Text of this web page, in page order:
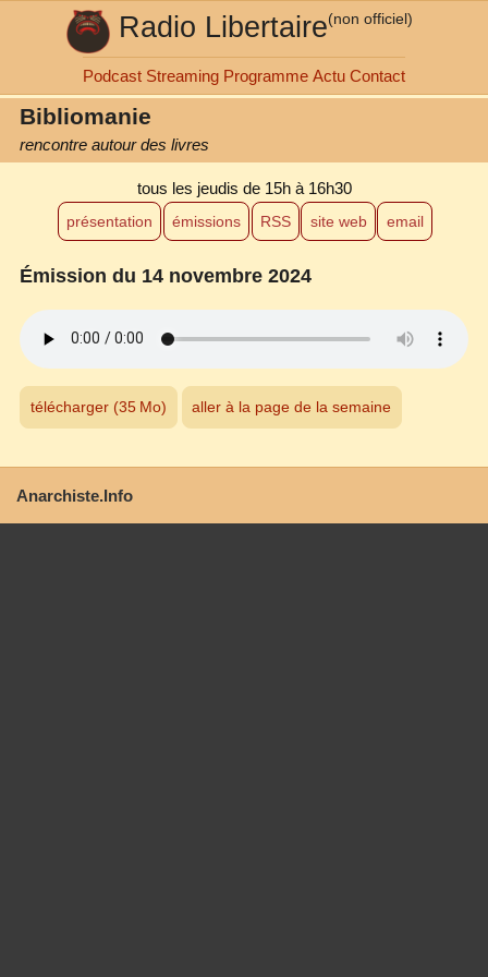
Radio Libertaire(non officiel)
Podcast Streaming Programme Actu Contact
Bibliomanie
rencontre autour des livres
tous les jeudis de 15h à 16h30
présentation émissions RSS site web email
Émission du 14 novembre 2024
télécharger (35 Mo) aller à la page de la semaine
Anarchiste.Info